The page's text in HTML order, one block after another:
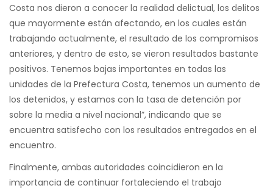
Costa nos dieron a conocer la realidad delictual, los delitos
que mayormente están afectando, en los cuales están
trabajando actualmente, el resultado de los compromisos
anteriores, y dentro de esto, se vieron resultados bastante
positivos. Tenemos bajas importantes en todas las
unidades de la Prefectura Costa, tenemos un aumento de
los detenidos, y estamos con la tasa de detención por
sobre la media a nivel nacional”, indicando que se
encuentra satisfecho con los resultados entregados en el
encuentro.
Finalmente, ambas autoridades coincidieron en la
importancia de continuar fortaleciendo el trabajo